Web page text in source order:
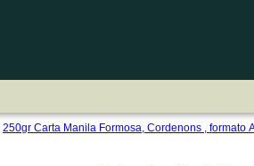
250gr Carta Manila Formosa, Cordenons , formato